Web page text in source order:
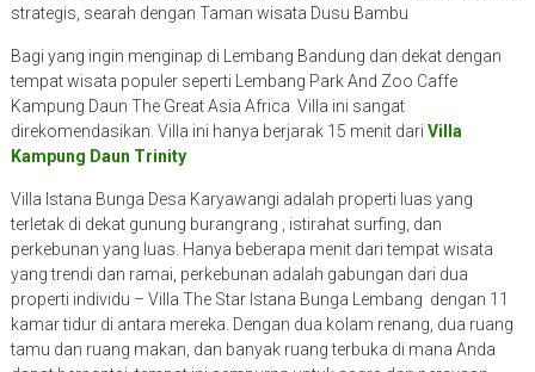
strategis, searah dengan Taman wisata Dusu Bambu
Bagi yang ingin menginap di Lembang Bandung dan dekat dengan
tempat wisata populer seperti Lembang Park And Zoo Caffe
Kampung Daun The Great Asia Africa Villa ini sangat
direkomendasikan. Villa ini hanya berjarak 15 menit dari Villa
Kampung Daun Trinity
Villa Istana Bunga Desa Karyawangi adalah properti luas yang
terletak di dekat gunung burangrang , istirahat surfing, dan
perkebunan yang luas. Hanya beberapa menit dari tempat wisata
yang trendi dan ramai, perkebunan adalah gabungan dari dua
properti individu – Villa The Star Istana Bunga Lembang dengan 11
kamar tidur di antara mereka. Dengan dua kolam renang, dua ruang
tamu dan ruang makan, dan banyak ruang terbuka di mana Anda